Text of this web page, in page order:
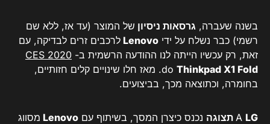
בשנה שעברה, גרסאות ניסיון של המוצר (עד אז, ללא שם
רשמי) כבר נשלח על ידי Lenovo לרכבים זרים לבדיקה, עם
זאת, רק עכשיו הייתה לנו ההודעה הרשמית ב- CES 2020
do Thinkpad X1 Fold
. מאז חלו שינויים קלים חזותיים,
בחומרה, וכתוצאה מכך, בביצועים.
A LG תצוגה נכנס כיצרן המסך, בשיתוף עם Lenovo מסווג